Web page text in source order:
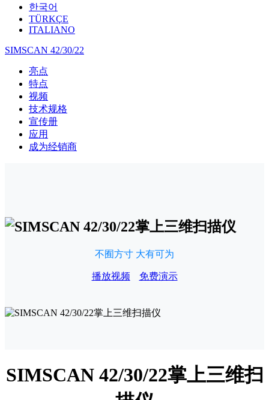
한국어
TÜRKÇE
ITALIANO
SIMSCAN 42/30/22
亮点
特点
视频
技术规格
宣传册
应用
成为经销商
不囿方寸 大有可为
播放视频 免费演示
SIMSCAN 42/30/22掌上三维扫